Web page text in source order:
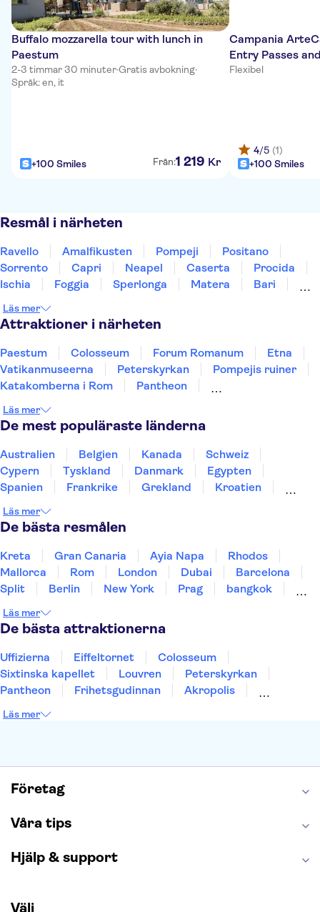
Buffalo mozzarella tour with lunch in
Paestum
2-3 timmar 30 minuter·Gratis avbokning·
Språk: en, it
+100 Smiles Från:1 219 Kr
Campania
Entry Passes
Flexibel
4/5 (1)
+100 Smiles
Resmål i närheten
Ravello Amalfikusten Pompeji
Positano
Sorrento
Capri Neapel Caserta
Procida
Ischia
Foggia Sperlonga Matera
Bari
Läs mer
Attraktioner i närheten
Paestum Colosseum Forum Romanum
Etna
Vatikanmuseerna
Peterskyrkan
Pompejis ruiner
Katakomberna i Rom
Pantheon
Fiumicinos flygplats
hänge tornet i Pisa
Murano och Burano
Uffizierna
Läs mer
De mest populäraste länderna
Australien Belgien Kanada
Schweiz
Cypern
Tyskland Danmark
Egypten
Spanien
Frankrike Grekland
Kroatien
Sverige
Thailand
Läs mer
De bästa resmålen
Kreta Gran Canaria Ayia Napa
Rhodos
Mallorca
Rom London Dubai
Barcelona
Split
Berlin New York Prag
bangkok
Uppsala
Helsingborg
Läs mer
De bästa attraktionerna
Uffizierna Eiffeltornet
Colosseum
Sixtinska kapellet
Louvren
Peterskyrkan
Pantheon
Frihetsgudinnan
Akropolis
Burj Khalifa
Läs mer
Företag
Våra tips
Hjälp & support
Välj